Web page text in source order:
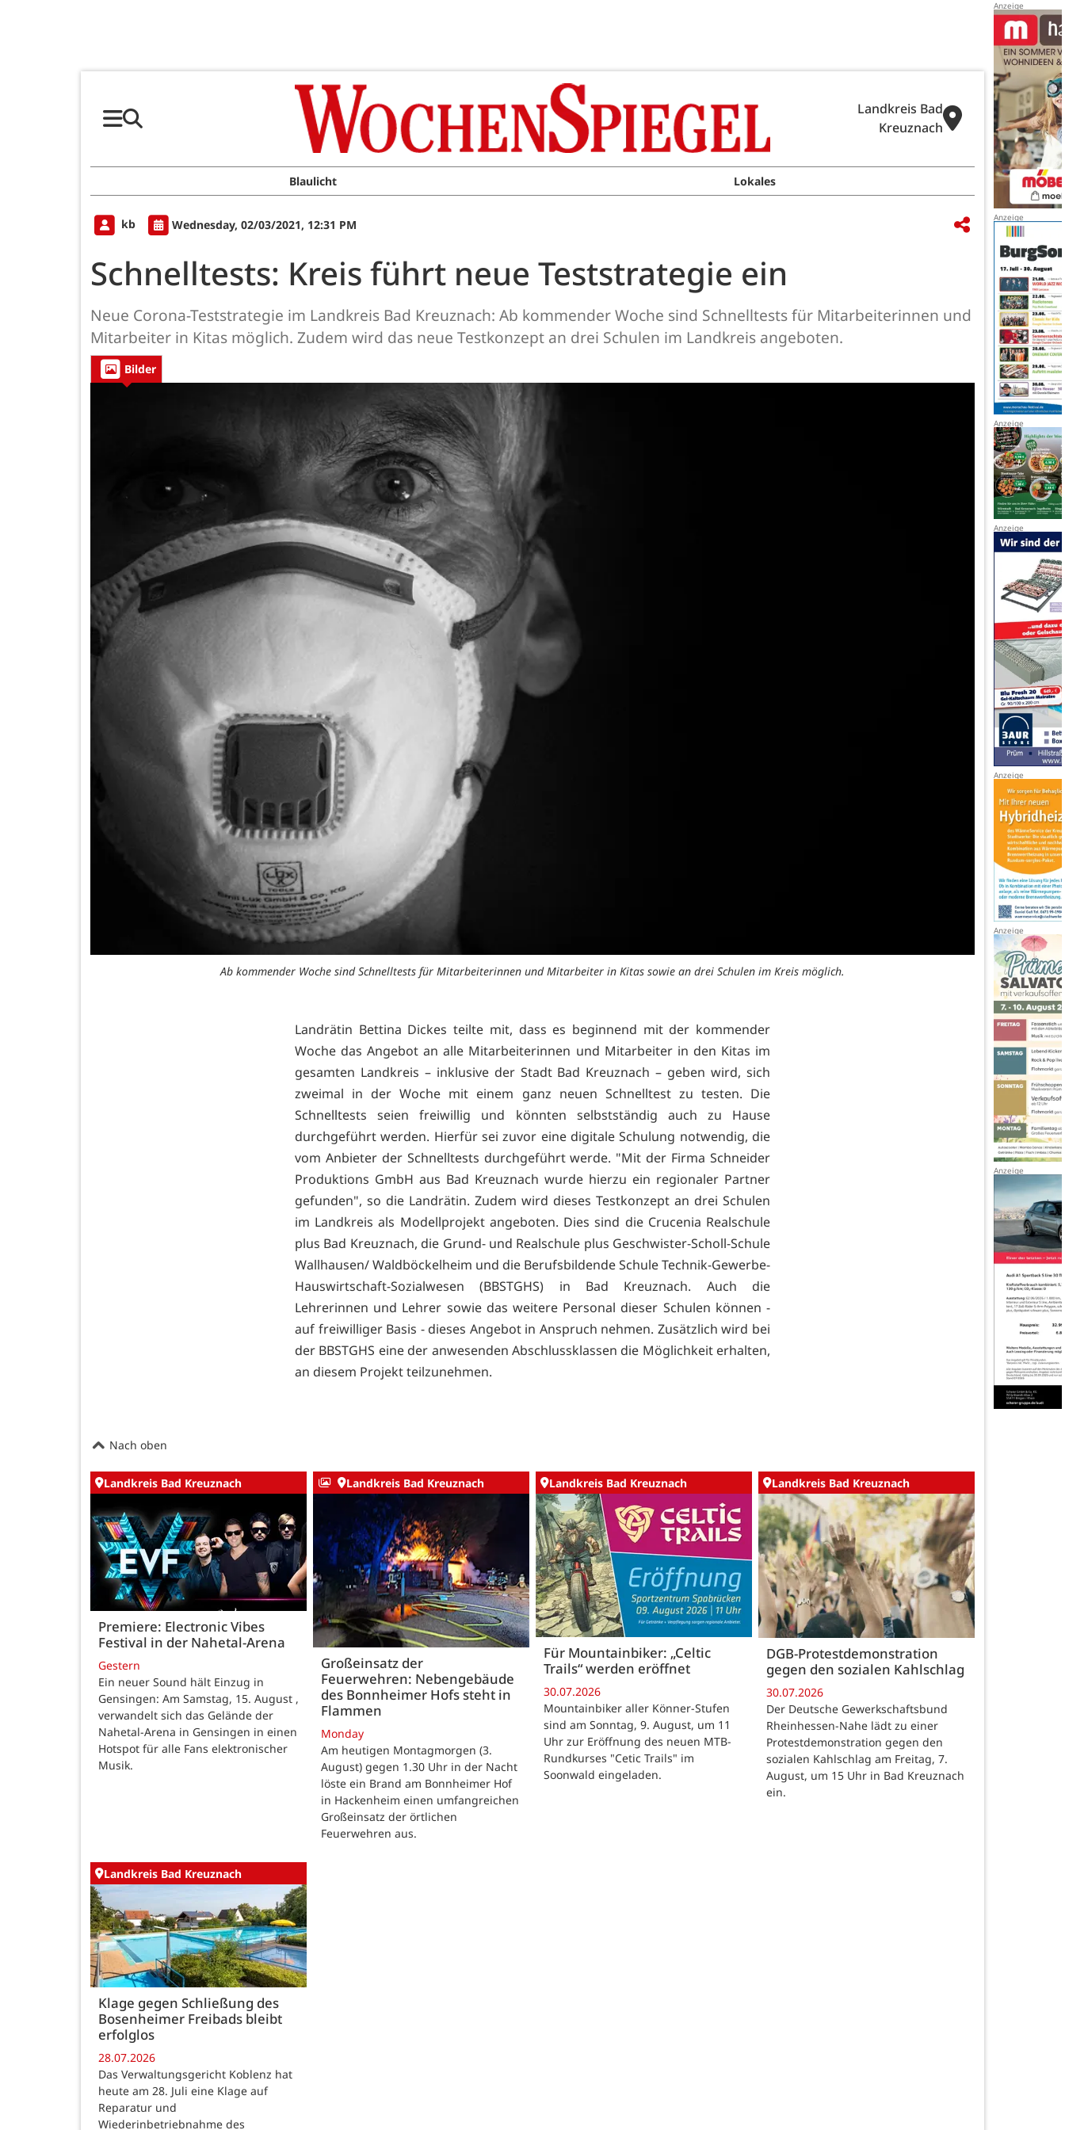
Landkreis Bad
Kreuznach
Blaulicht Lokales
kb Wednesday, 02/03/2021, 12:31 PM
Schnelltests: Kreis führt neue Teststrategie ein
Neue Corona-Teststrategie im Landkreis Bad Kreuznach: Ab kommender Woche sind Schnelltests für Mitarbeiterinnen und
Mitarbeiter in Kitas möglich. Zudem wird das neue Testkonzept an drei Schulen im Landkreis angeboten.
Bilder
Ab kommender Woche sind Schnelltests für Mitarbeiterinnen und Mitarbeiter in Kitas sowie an drei Schulen im Kreis möglich.
Landrätin Bettina Dickes teilte mit, dass es beginnend mit der kommender
Woche das Angebot an alle Mitarbeiterinnen und Mitarbeiter in den Kitas im
gesamten Landkreis – inklusive der Stadt Bad Kreuznach – geben wird, sich
zweimal in der Woche mit einem ganz neuen Schnelltest zu testen. Die
Schnelltests seien freiwillig und könnten selbstständig auch zu Hause
durchgeführt werden. Hierfür sei zuvor eine digitale Schulung notwendig, die
vom Anbieter der Schnelltests durchgeführt werde. "Mit der Firma Schneider
Produktions GmbH aus Bad Kreuznach wurde hierzu ein regionaler Partner
gefunden", so die Landrätin. Zudem wird dieses Testkonzept an drei Schulen
im Landkreis als Modellprojekt angeboten. Dies sind die Crucenia Realschule
plus Bad Kreuznach, die Grund- und Realschule plus Geschwister-Scholl-Schule
Wallhausen/ Waldböckelheim und die Berufsbildende Schule Technik-Gewerbe-
Hauswirtschaft-Sozialwesen (BBSTGHS) in Bad Kreuznach. Auch die
Lehrerinnen und Lehrer sowie das weitere Personal dieser Schulen können -
auf freiwilliger Basis - dieses Angebot in Anspruch nehmen. Zusätzlich wird bei
der BBSTGHS eine der anwesenden Abschlussklassen die Möglichkeit erhalten,
an diesem Projekt teilzunehmen.
Nach oben
Landkreis Bad Kreuznach
Premiere: Electronic Vibes
Festival in der Nahetal-Arena
Gestern
Ein neuer Sound hält Einzug in
Gensingen: Am Samstag, 15. August ,
verwandelt sich das Gelände der
Nahetal-Arena in Gensingen in einen
Hotspot für alle Fans elektronischer
Musik.
Landkreis Bad Kreuznach
Großeinsatz der
Feuerwehren: Nebengebäude
des Bonnheimer Hofs steht in
Flammen
Monday
Am heutigen Montagmorgen (3.
August) gegen 1.30 Uhr in der Nacht
löste ein Brand am Bonnheimer Hof
in Hackenheim einen umfangreichen
Großeinsatz der örtlichen
Feuerwehren aus.
Landkreis Bad Kreuznach
Für Mountainbiker: „Celtic
Trails“ werden eröffnet
30.07.2026
Mountainbiker aller Könner-Stufen
sind am Sonntag, 9. August, um 11
Uhr zur Eröffnung des neuen MTB-
Rundkurses "Cetic Trails" im
Soonwald eingeladen.
Landkreis Bad Kreuznach
DGB-Protestdemonstration
gegen den sozialen Kahlschlag
30.07.2026
Der Deutsche Gewerkschaftsbund
Rheinhessen-Nahe lädt zu einer
Protestdemonstration gegen den
sozialen Kahlschlag am Freitag, 7.
August, um 15 Uhr in Bad Kreuznach
ein.
Landkreis Bad Kreuznach
Klage gegen Schließung des
Bosenheimer Freibads bleibt
erfolglos
28.07.2026
Das Verwaltungsgericht Koblenz hat
heute am 28. Juli eine Klage auf
Reparatur und
Wiederinbetriebnahme des